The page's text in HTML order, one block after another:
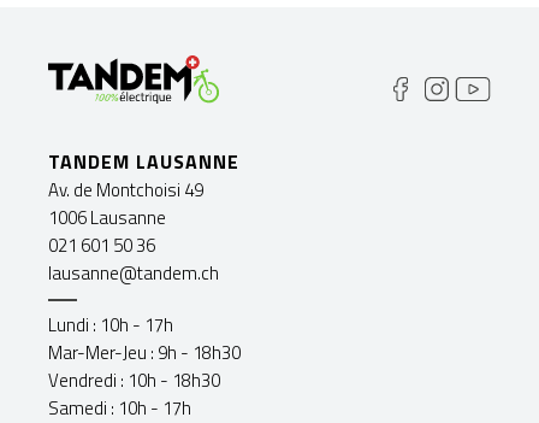
TANDEM LAUSANNE
Av. de Montchoisi 49
1006 Lausanne
021 601 50 36
lausanne@tandem.ch
Lundi : 10h - 17h
Mar-Mer-Jeu : 9h - 18h30
Vendredi : 10h - 18h30
Samedi : 10h - 17h